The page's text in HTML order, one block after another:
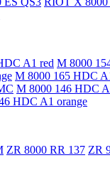
A1 red M 8000
M 8000 165 HDC
M 8000 146 HDC
HDC A1 orange
ZR 8000 RR 137 ZR